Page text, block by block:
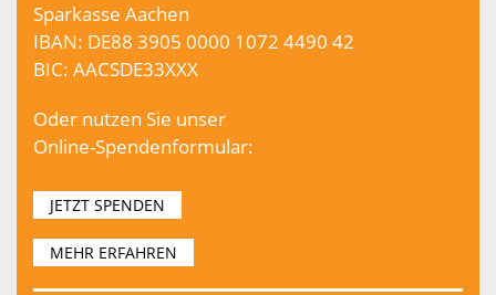
Sparkasse Aachen
IBAN: DE88 3905 0000 1072 4490 42
BIC: AACSDE33XXX
Oder nutzen Sie unser
Online-Spendenformular:
JETZT SPENDEN
MEHR ERFAHREN